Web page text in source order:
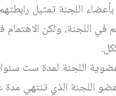
اللجنة تمثيل
اللجنة، ولكن
اللجنة لمدة ست
اللجنة الذي تنتهي